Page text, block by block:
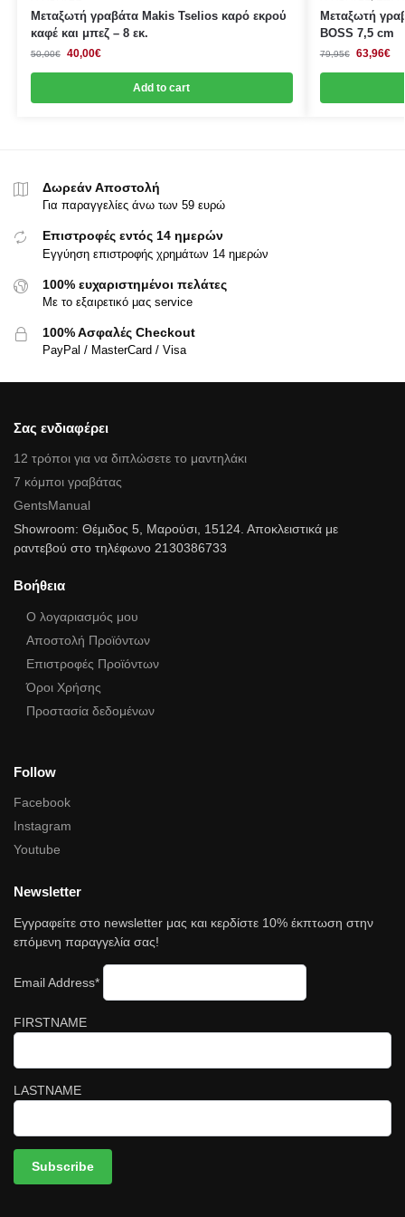
Μεταξωτή γραβάτα Makis Tselios καρό εκρού
καφέ και μπεζ – 8 εκ.
50,00€ 40,00€
Add to cart
Μεταξωτή
BOSS 7,5 cm
79,95€ 63,96€
Δωρεάν Αποστολή
Για παραγγελίες άνω των 59 ευρώ
Επιστροφές εντός 14 ημερών
Εγγύηση επιστροφής χρημάτων 14 ημερών
100% ευχαριστημένοι πελάτες
Με το εξαιρετικό μας service
100% Ασφαλές Checkout
PayPal / MasterCard / Visa
Σας ενδιαφέρει
12 τρόποι για να διπλώσετε το μαντηλάκι
7 κόμποι γραβάτας
GentsManual
Showroom: Θέμιδος 5, Μαρούσι, 15124. Αποκλειστικά με
ραντεβού στο τηλέφωνο 2130386733
Βοήθεια
Ο λογαριασμός μου
Αποστολή Προϊόντων
Επιστροφές Προϊόντων
Όροι Χρήσης
Προστασία δεδομένων
Follow
Facebook
Instagram
Youtube
Newsletter
Εγγραφείτε στο newsletter μας και κερδίστε 10% έκπτωση στην
επόμενη παραγγελία σας!
Email Address*
FIRSTNAME
LASTNAME